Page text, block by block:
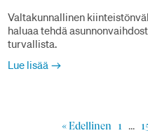
Valtakunnallinen
haluaa tehdä
turvallista.
Lue lisää
« Edellinen 1 …